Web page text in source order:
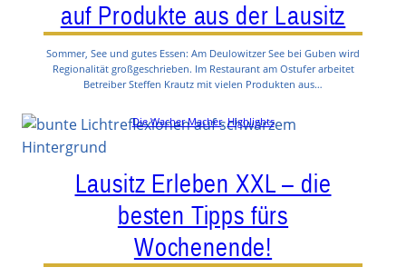
auf Produkte aus der Lausitz
Sommer, See und gutes Essen: Am Deulowitzer See bei Guben wird
Regionalität großgeschrieben. Im Restaurant am Ostufer arbeitet
Betreiber Steffen Krautz mit vielen Produkten aus…
Die Wacher Macher, Highlights
Lausitz Erleben XXL – die
besten Tipps fürs
Wochenende!